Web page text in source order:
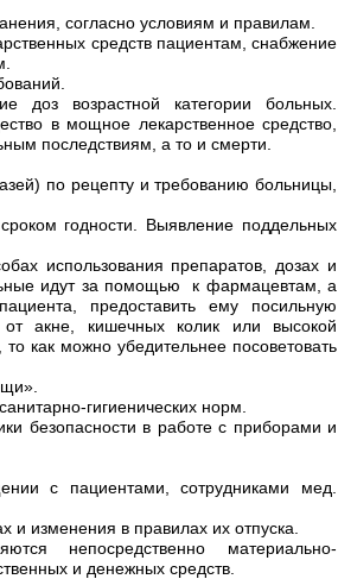
согласно условиям и правилам.
средств пациентам, снабжение
доз возрастной категории больных.
в мощное лекарственное средство,
последствиям, а то и смерти.
по рецепту и требованию больницы,
годности. Выявление поддельных
использования препаратов, дозах и
идут за помощью к фармацевтам, а
предоставить ему посильную
акне, кишечных колик или высокой
как можно убедительнее посоветовать
гигиенических норм.
безопасности в работе с приборами и
с пациентами, сотрудниками мед.
изменения в правилах их отпуска.
непосредственно материально-
и денежных средств.